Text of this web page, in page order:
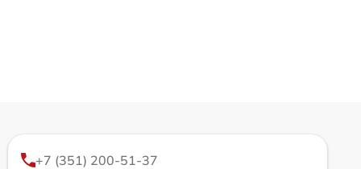
+7 (351) 200-51-37